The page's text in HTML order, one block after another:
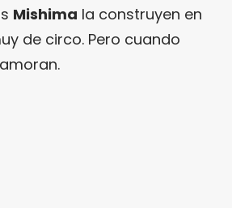
Mishima la construyen en
de circo. Pero cuando